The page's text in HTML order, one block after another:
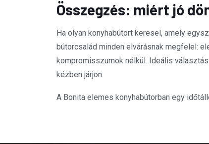
Összegzés: miért jó
Ha olyan konyhabútort keresel, amely
bútorcsalád minden elvárásnak megfelel:
kompromisszumok nélkül. Ideális
kézben járjon.
A Bonita elemes konyhabútorban egy